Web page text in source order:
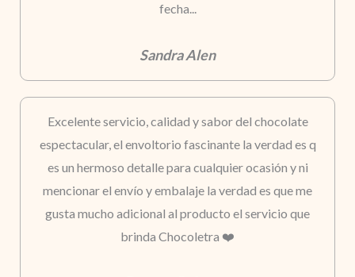
fecha...
Sandra Alen
Excelente servicio, calidad y sabor del chocolate
espectacular, el envoltorio fascinante la verdad es q
es un hermoso detalle para cualquier ocasión y ni
mencionar el envío y embalaje la verdad es que me
gusta mucho adicional al producto el servicio que
brinda Chocoletra ❤️